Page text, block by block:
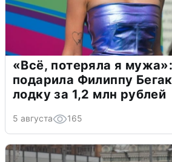
«Всё, потеряла я
подарила Филиппу
лодку за 1,2 млн рублей
5 августа 165